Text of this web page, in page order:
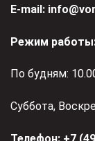
Е-mail:
Режим
По будням:
Суббота,
Телефон: +7